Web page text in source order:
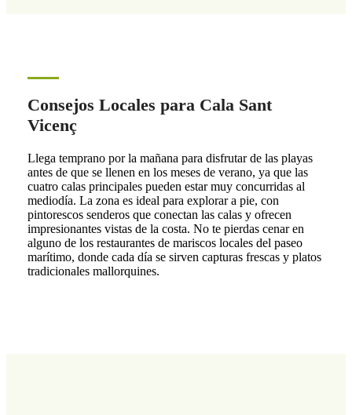
Consejos Locales para Cala Sant
Vicenç
Llega temprano por la mañana para disfrutar de las playas
antes de que se llenen en los meses de verano, ya que las
cuatro calas principales pueden estar muy concurridas al
mediodía. La zona es ideal para explorar a pie, con
pintorescos senderos que conectan las calas y ofrecen
impresionantes vistas de la costa. No te pierdas cenar en
alguno de los restaurantes de mariscos locales del paseo
marítimo, donde cada día se sirven capturas frescas y platos
tradicionales mallorquines.